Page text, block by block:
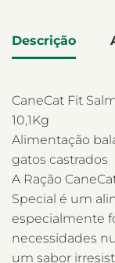
Descrição
CaneCat Fit
10,1Kg
Alimentação
gatos castrados
A Ração
Special é um
especialmente
necessidades
um sabor